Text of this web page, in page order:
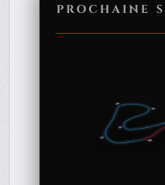
PROCHAINE